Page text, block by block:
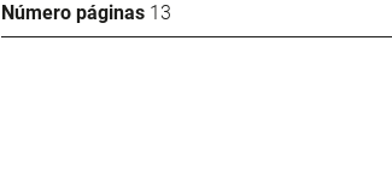
Número páginas 13